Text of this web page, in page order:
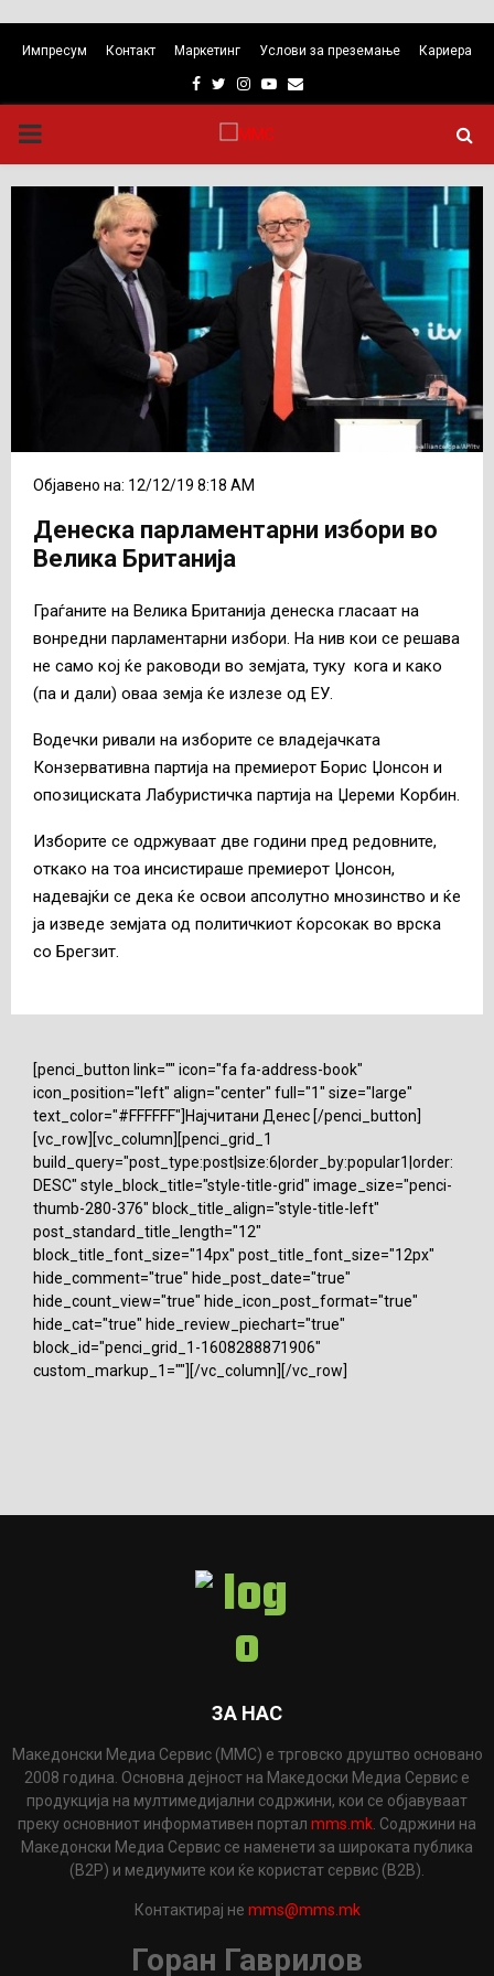
Импресум Контакт Маркетинг Услови за преземање Кариера
Facebook
TwitterInstagram
Youtube
Email
PRIMARY
MENU
Објавено на: 12/12/19 8:18 AM
Денеска парламентарни избори во
Велика Британија
Граѓаните на Велика Британија денеска гласаат на
вонредни парламентарни избори. На нив кои се решава
не само кој ќе раководи во земјата, туку кога и како
(па и дали) оваа земја ќе излезе од ЕУ.
Водечки ривали на изборите се владејачката
Конзервативна партија на премиерот Борис Џонсон и
опозициската Лабуристичка партија на Џереми Корбин.
Изборите се одржуваат две години пред редовните,
откако на тоа инсистираше премиерот Џонсон,
надевајќи се дека ќе освои апсолутно мнозинство и ќе
ја изведе земјата од политичкиот ќорсокак во врска
со Брегзит.
[penci_button link="" icon="fa fa-address-book"
icon_position="left" align="center" full="1" size="large"
text_color="#FFFFFF"]Најчитани Денес [/penci_button]
[vc_row][vc_column][penci_grid_1
build_query="post_type:post|size:6|order_by:popular1|order:
DESC" style_block_title="style-title-grid" image_size="penci-
thumb-280-376" block_title_align="style-title-left"
post_standard_title_length="12"
block_title_font_size="14px" post_title_font_size="12px"
hide_comment="true" hide_post_date="true"
hide_count_view="true" hide_icon_post_format="true"
hide_cat="true" hide_review_piechart="true"
block_id="penci_grid_1-1608288871906"
custom_markup_1=""][/vc_column][/vc_row]
ЗА НАС
Македонски Медиа Сервис (ММС) е трговско друштво основано
2008 година. Основна дејност на Македоски Медиа Сервис е
продукција на мултимедијални содржини, кои се објавуваат
преку основниот информативен портал mms.mk . Содржини на
Македонски Медиа Сервис се наменети за широката публика
(B2P) и медиумите кои ќе користат сервис (B2B).
Контактирај не mms@mms.mk
Горан Гаврилов